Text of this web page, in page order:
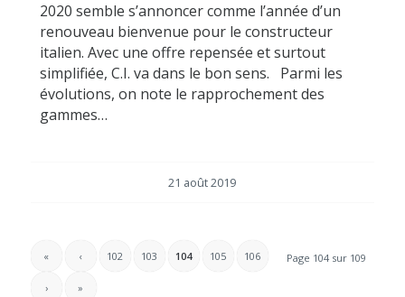
2020 semble s’annoncer comme l’année d’un
renouveau bienvenue pour le constructeur
italien. Avec une offre repensée et surtout
simplifiée, C.I. va dans le bon sens. Parmi les
évolutions, on note le rapprochement des
gammes…
21 août 2019
Page 104 sur 109
« ‹ 102 103 104 105 106
› »